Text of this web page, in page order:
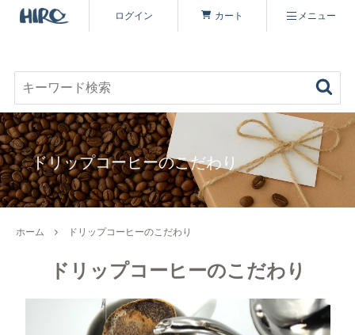
ログイン カート メニュー
キーワード検索
商品を探す
コーヒー豆（すべて）
コーヒーマイスターセレクト
コーヒーを楽しむ
いながわ焙煎工房について
シーズナリティについて
定期便
特集 一覧
原材料・販売期間一覧
ドリップコーヒーのこだわり
ホーム ドリップコーヒーのこだわり
ドリップコーヒーのこだわり